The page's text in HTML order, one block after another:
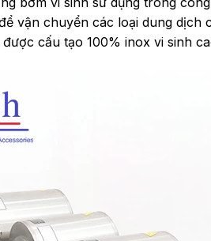
vận chuyển các loại dung
cấu tạo 100% inox vi sinh